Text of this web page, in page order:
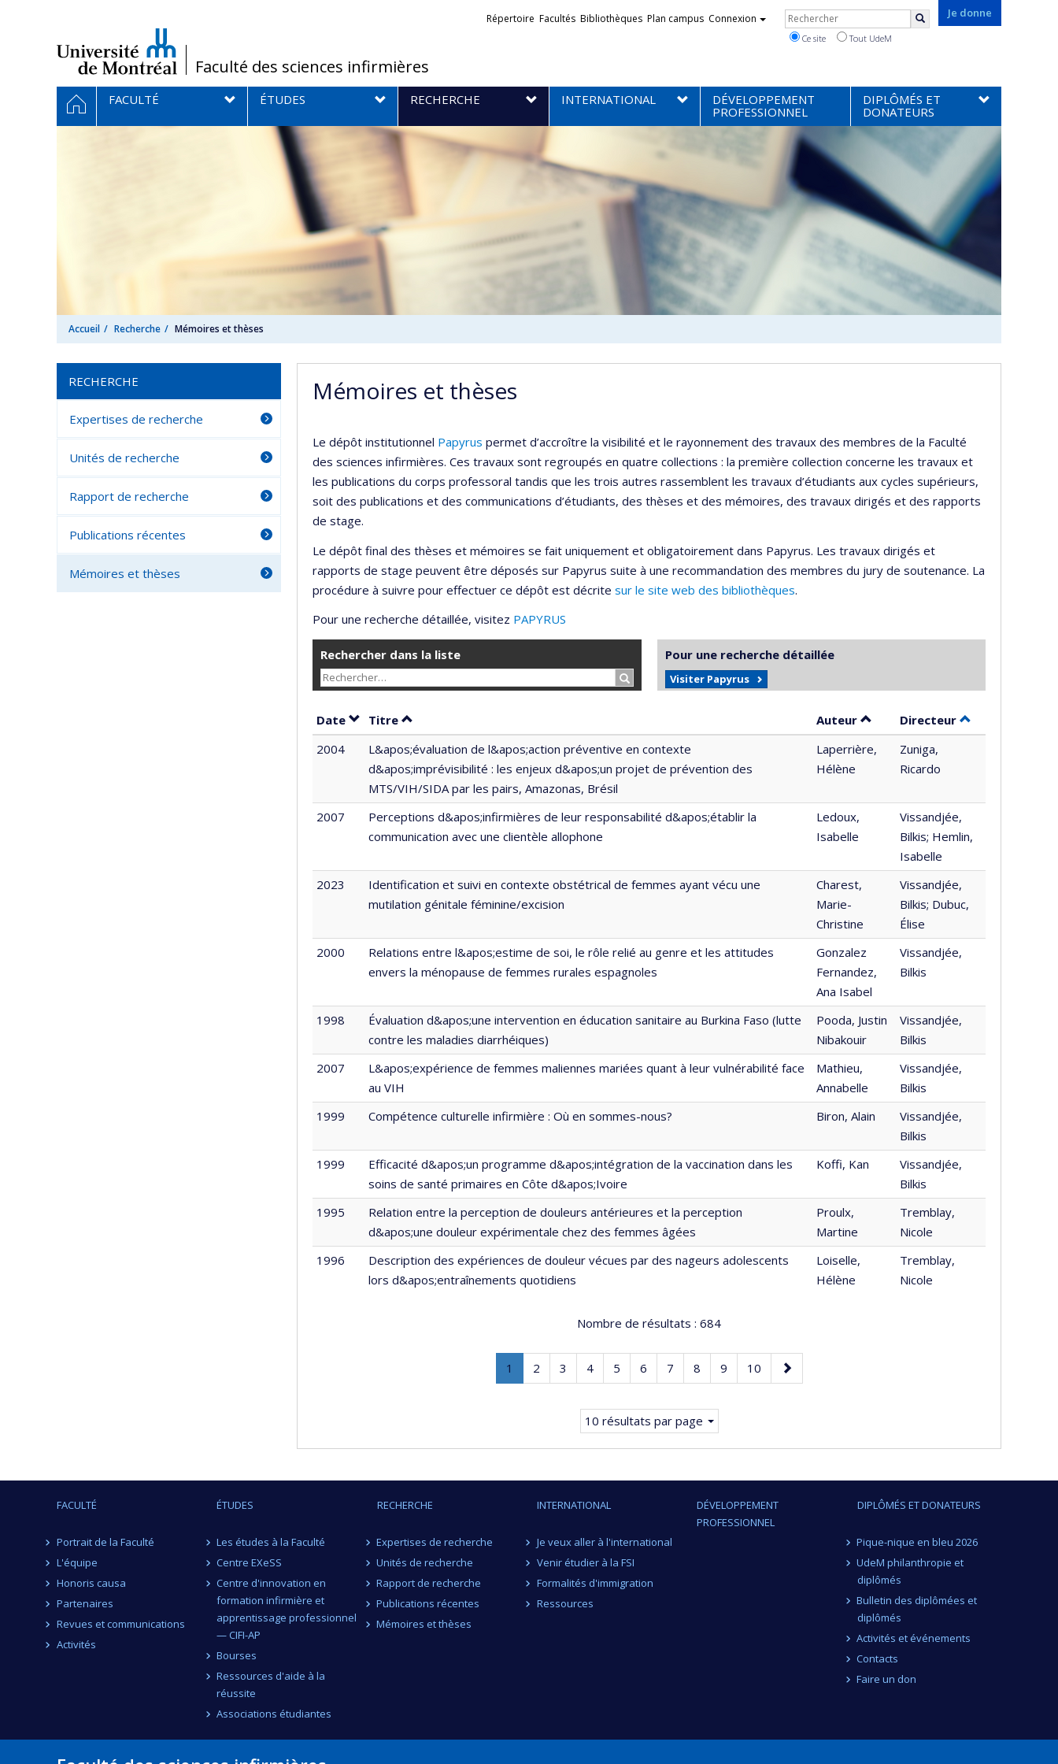
/Faculté des sciences infirmières
Je donne
Liens
Répertoire Facultés Bibliothèques Plan campus Connexion Rechercher
Ce site Tout UdeM
Navigation
principale
ACCUEIL
FACULTÉ ÉTUDES RECHERCHE INTERNATIONAL
DÉVELOPPEMENT
PROFESSIONNEL
DIPLÔMÉS ET
DONATEURS
Accueil Recherche Mémoires et thèses
Mémoires et thèses
Le dépôt institutionnel Papyrus permet d’accroître la visibilité et le rayonnement des travaux des membres de la Faculté
des sciences infirmières. Ces travaux sont regroupés en quatre collections : la première collection concerne les travaux et
les publications du corps professoral tandis que les trois autres rassemblent les travaux d’étudiants aux cycles supérieurs,
soit des publications et des communications d’étudiants, des thèses et des mémoires, des travaux dirigés et des rapports
de stage.
Le dépôt final des thèses et mémoires se fait uniquement et obligatoirement dans Papyrus. Les travaux dirigés et
rapports de stage peuvent être déposés sur Papyrus suite à une recommandation des membres du jury de soutenance. La
procédure à suivre pour effectuer ce dépôt est décrite sur le site web des bibliothèques.
Pour une recherche détaillée, visitez PAPYRUS
Rechercher dans la liste
Rechercher…
Pour une recherche détaillée
Visiter Papyrus
Date Trier par date en ordre décroissant
Titre Trier par titre en ordre décroissant Auteur Trier par auteur en ordre
Directeur par
2004
L&apos;évaluation de l&apos;action préventive en contexte
d&apos;imprévisibilité : les enjeux d&apos;un projet de prévention des
MTS/VIH/SIDA par les pairs, Amazonas, Brésil
Laperrière,
Hélène
Zuniga,
Ricardo
2007
Perceptions d&apos;infirmières de leur responsabilité d&apos;établir la
communication avec une clientèle allophone
Ledoux,
Isabelle
Vissandjée,
Bilkis; Hemlin,
Isabelle
2023
Identification et suivi en contexte obstétrical de femmes ayant vécu une
mutilation génitale féminine/excision
Charest,
Marie-
Christine
Vissandjée,
Bilkis; Dubuc,
Élise
2000
Relations entre l&apos;estime de soi, le rôle relié au genre et les attitudes
envers la ménopause de femmes rurales espagnoles
Gonzalez
Fernandez,
Ana Isabel
Vissandjée,
Bilkis
1998
Évaluation d&apos;une intervention en éducation sanitaire au Burkina Faso (lutte
contre les maladies diarrhéiques)
Pooda, Justin
Nibakouir
Vissandjée,
Bilkis
2007
L&apos;expérience de femmes maliennes mariées quant à leur vulnérabilité face
au VIH
Mathieu,
Annabelle
Vissandjée,
Bilkis
1999
Compétence culturelle infirmière : Où en sommes-nous? Biron, Alain
Vissandjée,
Bilkis
1999
Efficacité d&apos;un programme d&apos;intégration de la vaccination dans les
soins de santé primaires en Côte d&apos;Ivoire
Koffi, Kan
Vissandjée,
Bilkis
1995
Relation entre la perception de douleurs antérieures et la perception
d&apos;une douleur expérimentale chez des femmes âgées
Proulx,
Martine
Tremblay,
Nicole
1996
Description des expériences de douleur vécues par des nageurs adolescents
lors d&apos;entraînements quotidiens
Loiselle,
Hélène
Tremblay,
Nicole
Nombre de résultats : 684
Page
1
Page
Page
2 Page
3 Page
4 Page
5 Page
6 Page
7 Page
8 Page
9 Page
10
Page
suivante
10 résultats par page
RECHERCHE
Expertises de recherche
Unités de recherche
Rapport de recherche
Publications récentes
Mémoires et thèses
FACULTÉ
Portrait de la Faculté
L'équipe
Honoris causa
Partenaires
Revues et communications
Activités
ÉTUDES
Les études à la Faculté
Centre EXeSS
Centre d'innovation en
formation infirmière et
apprentissage professionnel
— CIFI-AP
Bourses
Ressources d'aide à la
réussite
Associations étudiantes
RECHERCHE
Expertises de recherche
Unités de recherche
Rapport de recherche
Publications récentes
Mémoires et thèses
INTERNATIONAL
Je veux aller à l'international
Venir étudier à la FSI
Formalités d'immigration
Ressources
DÉVELOPPEMENT
PROFESSIONNEL
DIPLÔMÉS ET DONATEURS
Pique-nique en bleu 2026
UdeM philanthropie et
diplômés
Bulletin des diplômées et
diplômés
Activités et événements
Contacts
Faire un don